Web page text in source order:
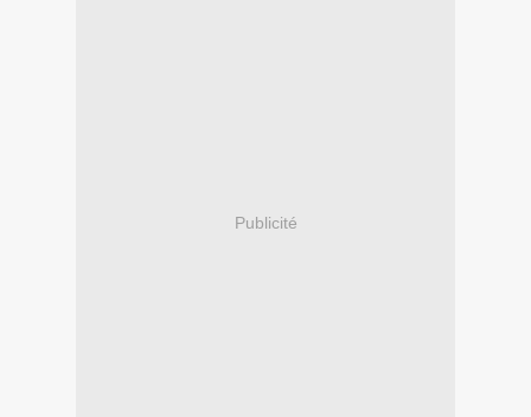
Publicité